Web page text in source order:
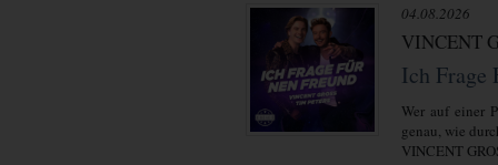
04.08.2026
VINCENT
Ich Frage
Wer auf einer
genau, wie
VINCENT